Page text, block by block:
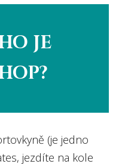
JE
(je jedno
jezdíte na kole